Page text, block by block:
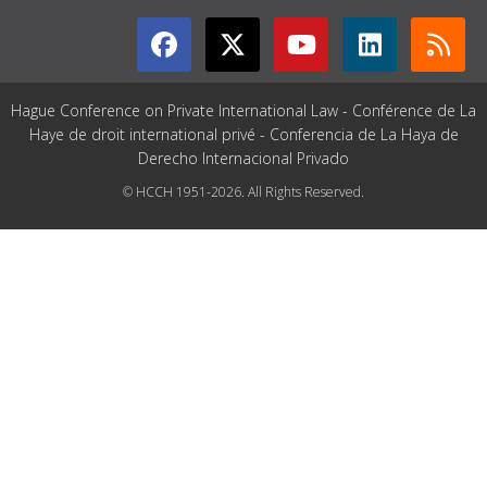
Hague Conference on Private International Law - Conférence de La
Haye de droit international privé - Conferencia de La Haya de
Derecho Internacional Privado
© HCCH 1951-2026. All Rights Reserved.